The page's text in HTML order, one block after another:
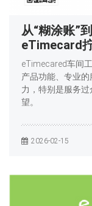
从“糊涂账”
eTimecard
eTimecared车间
产品功能、专业
力，特别是服务
望。
2026-02-15